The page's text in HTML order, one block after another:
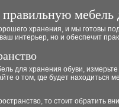
мебель
хранения, и мы готовы
интерьер, но и обеспечит
для хранения обуви,
о том, где будет находиться
то стоит обратить